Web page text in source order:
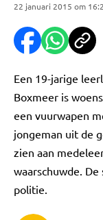
22 januari 2015 om
Een 19-jarige
Boxmeer is
een vuurwapen
jongeman uit de
zien aan
waarschuwde.
politie.